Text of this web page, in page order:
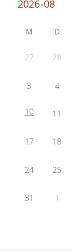
M D
27 28
3 4
10 11
17 18
24 25
31 1